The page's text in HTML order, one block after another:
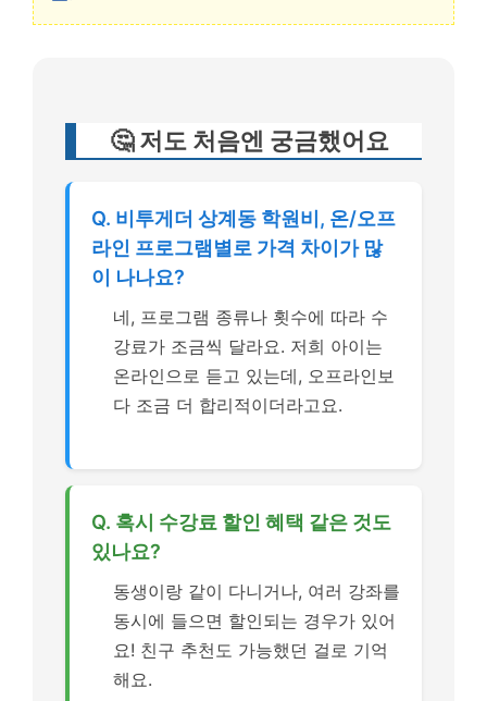
🤔 저도 처음엔 궁금했어요
Q. 비투게더 상계동 학원비, 온/오프
라인 프로그램별로 가격 차이가 많
이 나나요?
네, 프로그램 종류나 횟수에 따라 수
강료가 조금씩 달라요. 저희 아이는
온라인으로 듣고 있는데, 오프라인보
다 조금 더 합리적이더라고요.
Q. 혹시 수강료 할인 혜택 같은 것도
있나요?
동생이랑 같이 다니거나, 여러 강좌를
동시에 들으면 할인되는 경우가 있어
요! 친구 추천도 가능했던 걸로 기억
해요.